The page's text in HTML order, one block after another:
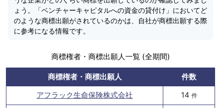
ょう。「ベンチャーキャピタルへの資金の貸付け」においてど
のような商標出願がされているのかは、自社が商標出願する際
に参考になる情報です。
商標権者・商標出願人一覧 (全期間)
商標権者・商標出願人
件数
アフラック生命保険株式会社
14 件